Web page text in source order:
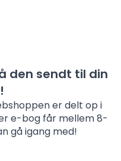
den sendt til din
er delt op i
e-bog får mellem 8-
gå igang med!